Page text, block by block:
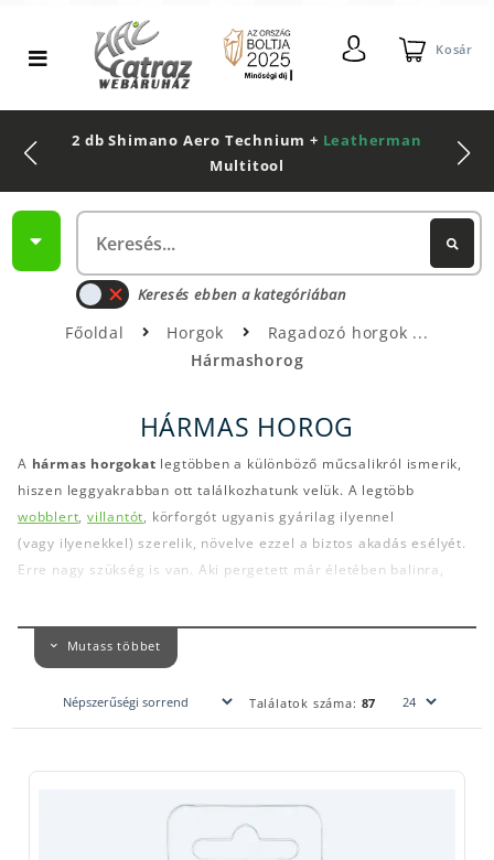
Kosár
2 db Shimano Aero Technium + Leatherman
Multitool
Keresés ebben a kategóriában
Főoldal Horgok
Ragadozó horgok
Hármashorog
HÁRMAS HOROG
A hármas horgokat legtöbben a különböző műcsalikról ismerik,
hiszen leggyakrabban ott találkozhatunk velük. A legtöbb
wobblert,villantót, körforgót ugyanis gyárilag ilyennel
(vagy ilyenekkel) szerelik, növelve ezzel a biztos akadás esélyét.
Erre nagy szükség is van. Aki pergetett már életében balinra,
hiszen a vehemenciájukhoz képest rendkívül gyanakvó halak
tizedmásodpercek alatt meggyőződnek a megtámadott zsákmány
hogy a két vagy akár három darab hármas horog egyik szára sem
akad. Ha lekéstük a kapást, akkor üresen vontathatjuk vissza a
végszerelékek is, melyek megkötéséhez hármas horogra van
szükségünk. Ezek általábanfenekező harcsás, ritkán süllős
Mutass többet
Találatok száma: 87